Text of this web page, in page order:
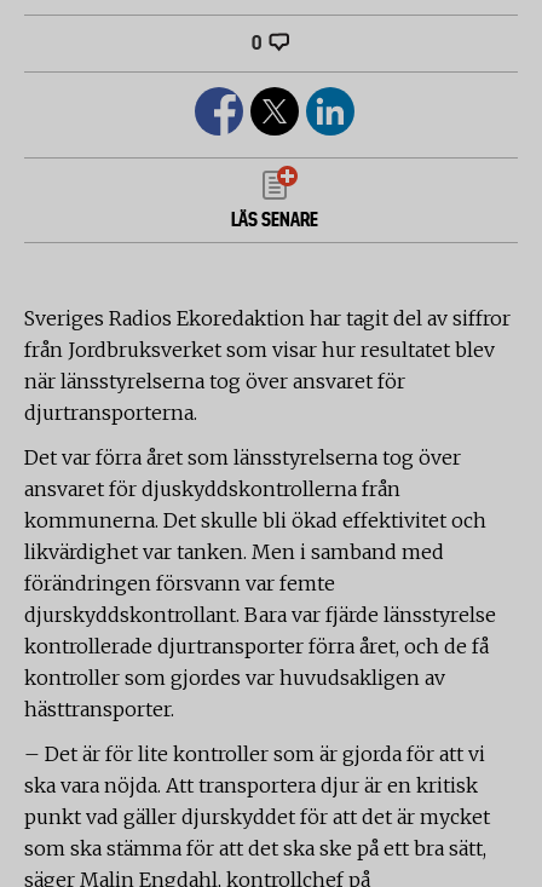
0
LÄS SENARE
Sveriges Radios Ekoredaktion har tagit del av siffror
från Jordbruksverket som visar hur resultatet blev
när länsstyrelserna tog över ansvaret för
djurtransporterna.
Det var förra året som länsstyrelserna tog över
ansvaret för djuskyddskontrollerna från
kommunerna. Det skulle bli ökad effektivitet och
likvärdighet var tanken. Men i samband med
förändringen försvann var femte
djurskyddskontrollant. Bara var fjärde länsstyrelse
kontrollerade djurtransporter förra året, och de få
kontroller som gjordes var huvudsakligen av
hästtransporter.
– Det är för lite kontroller som är gjorda för att vi
ska vara nöjda. Att transportera djur är en kritisk
punkt vad gäller djurskyddet för att det är mycket
som ska stämma för att det ska ske på ett bra sätt,
säger Malin Engdahl, kontrollchef på